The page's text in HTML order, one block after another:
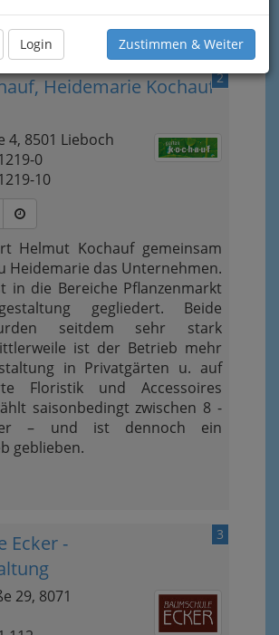
Login Zustimmen & Weiter
2
Heidemarie Kochauf
4, 8501 Lieboch
0
10
Helmut Kochauf gemeinsam
Heidemarie das Unternehmen.
in die Bereiche Pflanzenmarkt
gegliedert. Beide
seitdem sehr stark
ist der Betrieb mehr
in Privatgärten u. auf
Floristik und Accessoires
saisonbedingt zwischen 8 -
– und ist dennoch ein
geblieben.
3
Ecker -
29, 8071